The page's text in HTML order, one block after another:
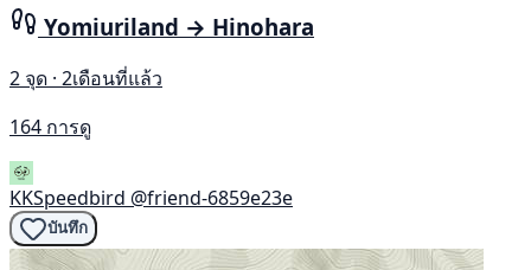
Yomiuriland → Hinohara
2 จุด · 2เดือนที่แล้ว
164 การดู
KKSpeedbird @friend-6859e23e
บันทึก